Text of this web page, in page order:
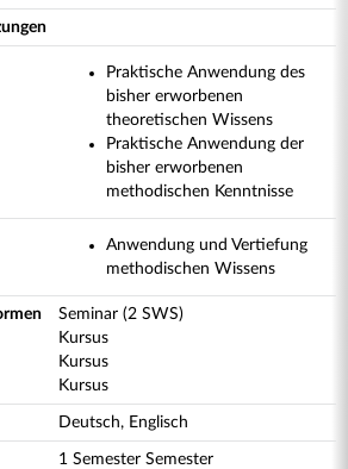
Praktische Anwendung des
bisher erworbenen
theoretischen Wissens
Praktische Anwendung der
bisher erworbenen
methodischen Kenntnisse
Anwendung und Vertiefung
methodischen Wissens
Seminar (2 SWS)
Kursus
Kursus
Kursus
Deutsch, Englisch
1 Semester Semester